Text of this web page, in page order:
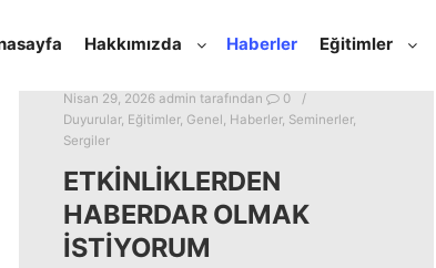
Hakkımızda Haberler Eğitimler
Nisan 29, 2026 admin tarafından
0
Duyurular, Eğitimler, Genel, Haberler, Seminerler,
Sergiler
ETKINLIKLERDEN
HABERDAR OLMAK
İSTIYORUM